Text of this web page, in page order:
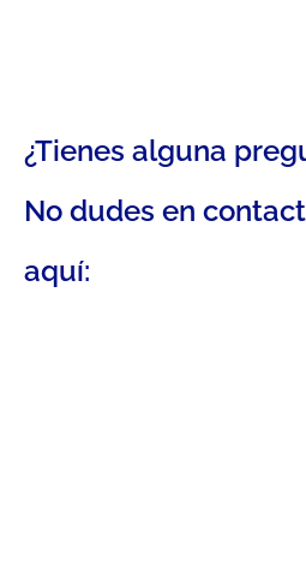
¿Tienes alguna
No dudes en
aquí: